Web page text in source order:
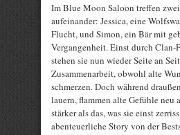
Im Blue Moon Saloon treffen
aufeinander: Jessica, eine
Flucht, und Simon, ein Bär mit
Vergangenheit. Einst durch Clan-
stehen sie nun wieder Seite an
Zusammenarbeit, obwohl alte
schmerzen. Doch während
lauern, flammen alte Gefühle neu
stärker als das, was sie einst
abenteuerliche Story von der